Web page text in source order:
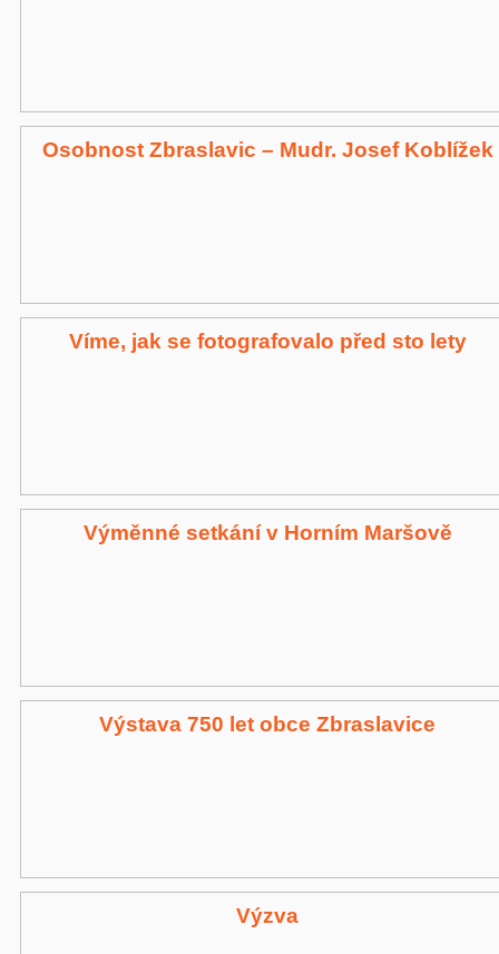
Osobnost Zbraslavic – Mudr. Josef Koblížek
Víme, jak se fotografovalo před sto lety
Výměnné setkání v Horním Maršově
Výstava 750 let obce Zbraslavice
Výzva